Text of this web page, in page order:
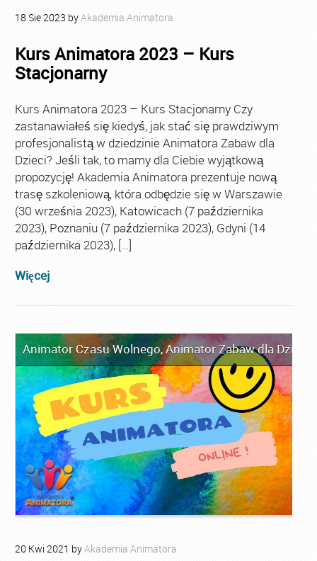
18 Sie2023 byAkademia Animatora
Kurs Animatora 2023 – Kurs
Stacjonarny
Kurs Animatora 2023 – Kurs Stacjonarny Czy
zastanawiałeś się kiedyś, jak stać się prawdziwym
profesjonalistą w dziedzinie Animatora Zabaw dla
Dzieci? Jeśli tak, to mamy dla Ciebie wyjątkową
propozycję! Akademia Animatora prezentuje nową
trasę szkoleniową, która odbędzie się w Warszawie
(30 września 2023), Katowicach (7 października
2023), Poznaniu (7 października 2023), Gdyni (14
października 2023), […]
Więcej
Animator Czasu Wolnego,Animator Zabaw dla Dzieci
20 Kwi 2021 byAkademia Animatora